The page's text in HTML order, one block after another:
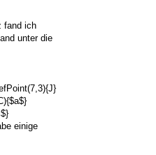
fand ich
unter die
einige